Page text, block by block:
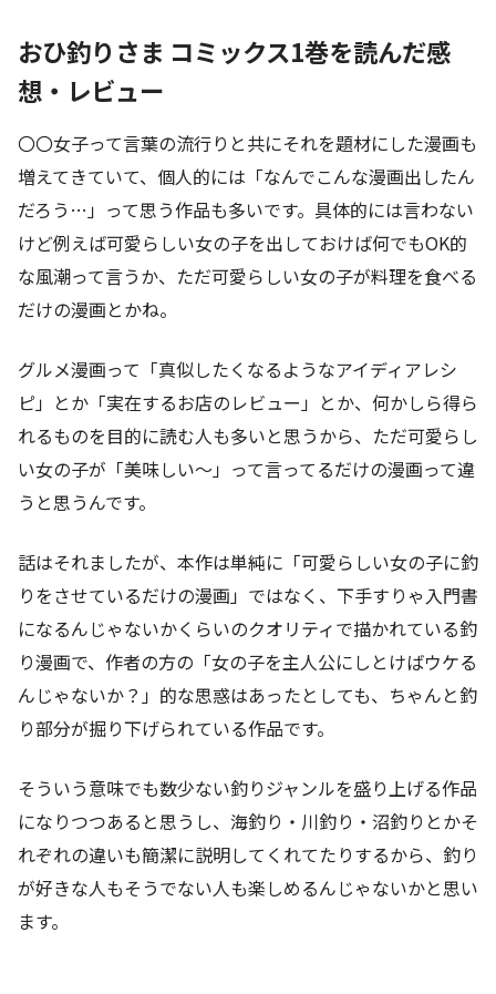
おひ釣りさま コミックス1巻を読んだ感
想・レビュー
〇〇女子って言葉の流行りと共にそれを題材にした漫画も
増えてきていて、個人的には「なんでこんな漫画出したん
だろう…」って思う作品も多いです。具体的には言わない
けど例えば可愛らしい女の子を出しておけば何でもOK的
な風潮って言うか、ただ可愛らしい女の子が料理を食べる
だけの漫画とかね。
グルメ漫画って「真似したくなるようなアイディアレシ
ピ」とか「実在するお店のレビュー」とか、何かしら得ら
れるものを目的に読む人も多いと思うから、ただ可愛らし
い女の子が「美味しい～」って言ってるだけの漫画って違
うと思うんです。
話はそれましたが、本作は単純に「可愛らしい女の子に釣
りをさせているだけの漫画」ではなく、下手すりゃ入門書
になるんじゃないかくらいのクオリティで描かれている釣
り漫画で、作者の方の「女の子を主人公にしとけばウケる
んじゃないか？」的な思惑はあったとしても、ちゃんと釣
り部分が掘り下げられている作品です。
そういう意味でも数少ない釣りジャンルを盛り上げる作品
になりつつあると思うし、海釣り・川釣り・沼釣りとかそ
れぞれの違いも簡潔に説明してくれてたりするから、釣り
が好きな人もそうでない人も楽しめるんじゃないかと思い
ます。